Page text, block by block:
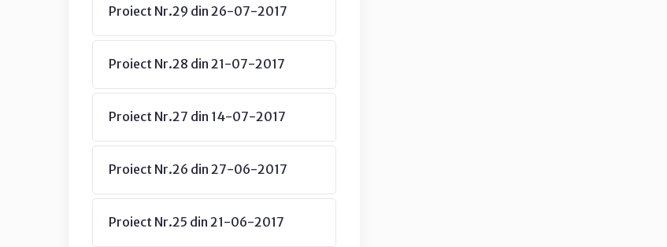
Proiect Nr.29 din 26-07-2017
Proiect Nr.28 din 21-07-2017
Proiect Nr.27 din 14-07-2017
Proiect Nr.26 din 27-06-2017
Proiect Nr.25 din 21-06-2017